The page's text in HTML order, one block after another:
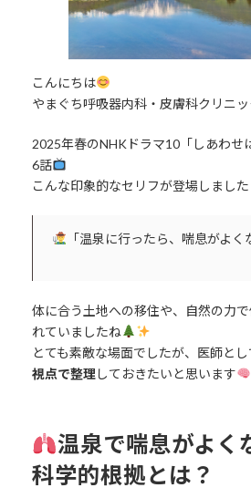
こんにちは
やまぐち呼吸器内科・皮膚科クリニ
2025年春のNHKドラマ10「しあわせ
6話
こんな印象的なセリフが登場しました
「温泉に行ったら、喘息がよく
体に合う土地への移住や、自然の力
れていましたね
とても素敵な場面でしたが、医師と
視点で整理 しておきたいと思います
温泉で喘息がよく
科学的根拠とは？